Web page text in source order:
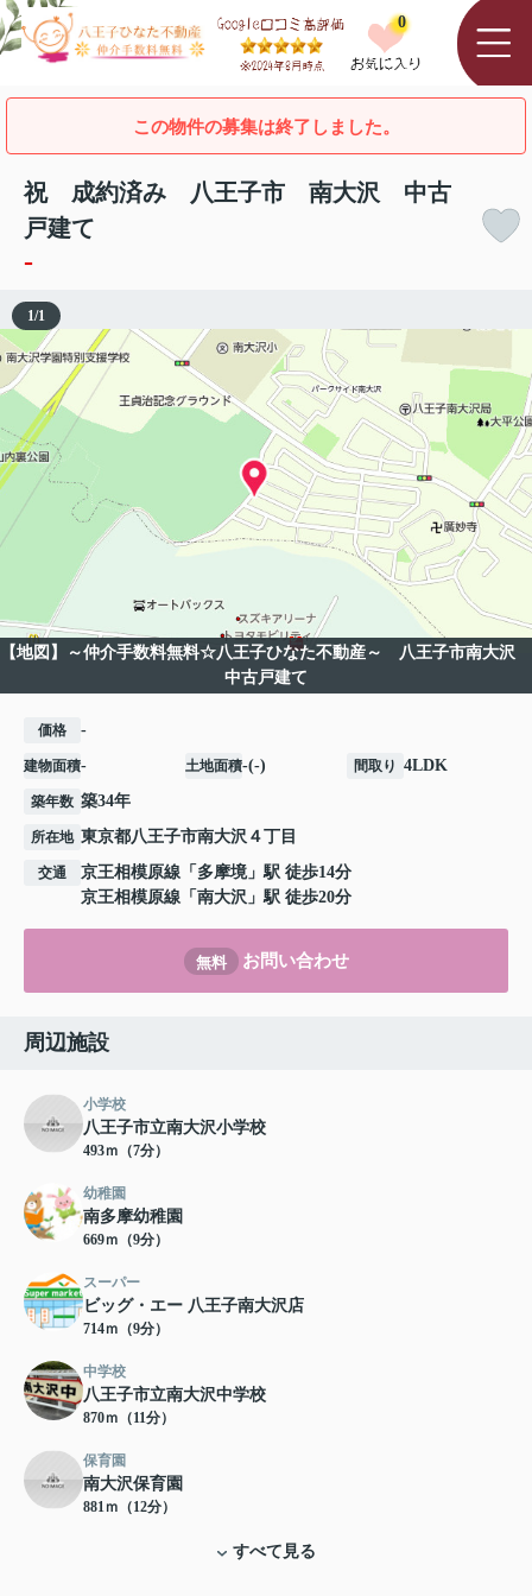
0
この物件の募集は終了しました。
祝 成約済み 八王子市 南大沢 中古
戸建て
-
【地図】～仲介手数料無料☆八王子ひなた不動産～ 八王子市南大沢
中古戸建て
1/1
価格 -
建物面積- 土地面積-(-) 間取り 4LDK
築年数 築34年
所在地 東京都八王子市南大沢 ４丁目
交通 京王相模原線 「 多摩境」駅 徒歩14分
京王相模原線 「 南大沢 」駅 徒歩20分
無料 お問い合わせ
周辺施設
小学校
八王子市立南大沢小学校
493ｍ（7分）
幼稚園
南多摩幼稚園
669ｍ（9分）
スーパー
ビッグ・エー 八王子南大沢店
714ｍ（9分）
中学校
八王子市立南大沢中学校
870ｍ（11分）
保育園
南大沢保育園
881ｍ（12分）
すべて見る